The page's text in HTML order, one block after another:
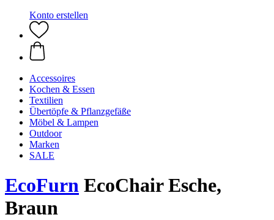
Konto erstellen
Accessoires
Kochen & Essen
Textilien
Übertöpfe & Pflanzgefäße
Möbel & Lampen
Outdoor
Marken
SALE
EcoFurn EcoChair Esche,
Braun